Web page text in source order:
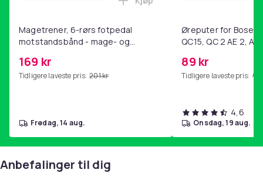
Magetrener, 6-rørs fotpedal
motstandsbånd - mage- og
hjemmegymnastikk Pink
169 kr
Tidligere laveste pris: 201 kr
Legg Magetrener, 6-rørs
fredag, 14 aug.
Øreputer for Bose
QC15, QC 2 AE 2, AE
89 kr
Tidligere laveste pris: 99
4,6
onsdag, 19 aug.
Anbefalinger til dig